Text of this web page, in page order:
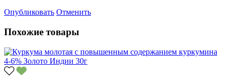
Опубликовать Отменить
Похожие товары